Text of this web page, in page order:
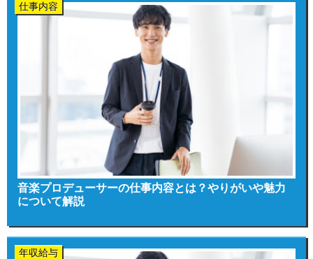
仕事内容
音楽プロデューサーの仕事内容とは？やりがいや魅力
について解説
年収給与